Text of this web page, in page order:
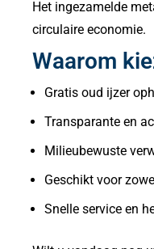
Het ingezamelde
circulaire economie.
Waarom
Gratis oud ijzer
Transparante en
Milieubewuste
Geschikt voor
Snelle service en